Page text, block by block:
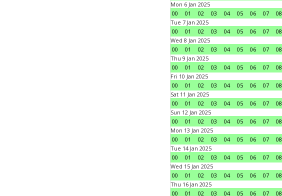
Mon 6 Jan 2025
00
01 02 03 04 05 06 07 08
Tue 7 Jan 2025
00
01 02 03 04 05 06 07 08
Wed 8 Jan 2025
00
01 02 03 04 05 06 07 08
Thu 9 Jan 2025
00
01 02 03 04 05 06 07 08
Fri 10 Jan 2025
00
01 02 03 04 05 06 07 08
Sat 11 Jan 2025
00
01 02 03 04 05 06 07 08
Sun 12 Jan 2025
00
01 02 03 04 05 06 07 08
Mon 13 Jan 2025
00
01 02 03 04 05 06 07 08
Tue 14 Jan 2025
00
01 02 03 04 05 06 07 08
Wed 15 Jan 2025
00
01 02 03 04 05 06 07 08
Thu 16 Jan 2025
00
01 02 03 04 05 06 07 08